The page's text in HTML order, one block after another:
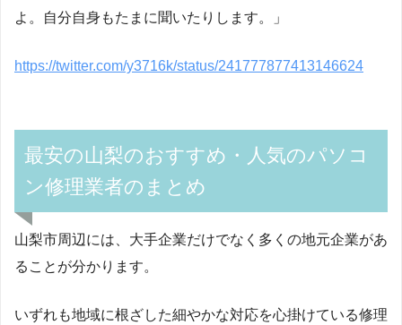
よ。自分自身もたまに聞いたりします。」
https://twitter.com/y3716k/status/241777877413146624
最安の山梨のおすすめ・人気のパソコ
ン修理業者のまとめ
山梨市周辺には、大手企業だけでなく多くの地元企業があ
ることが分かります。
いずれも地域に根ざした細やかな対応を心掛けている修理